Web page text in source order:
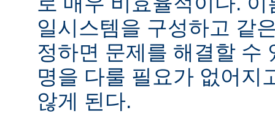
일시스템을 구성하고 같
정하면 문제를 해결할 수
명을 다룰 필요가 없어지
않게 된다.